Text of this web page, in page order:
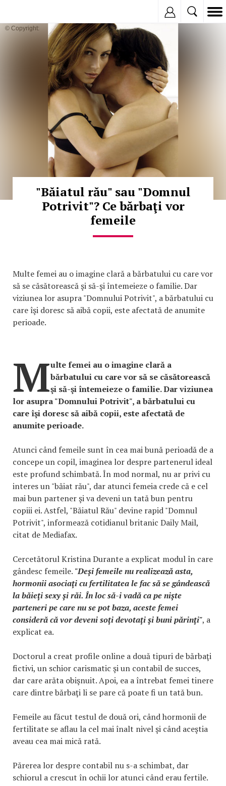
© Copyright:
"Băiatul rău" sau "Domnul
Potrivit"? Ce bărbaţi vor
femeile
Multe femei au o imagine clară a bărbatului cu care vor
să se căsătorească şi să-şi întemeieze o familie. Dar
viziunea lor asupra "Domnului Potrivit", a bărbatului cu
care îşi doresc să aibă copii, este afectată de anumite
perioade.
Multe femei au o imagine clară a
bărbatului cu care vor să se căsătorească
şi să-şi întemeieze o familie. Dar viziunea
lor asupra "Domnului Potrivit", a bărbatului cu
care îşi doresc să aibă copii, este afectată de
anumite perioade.
Atunci când femeile sunt în cea mai bună perioadă de a
concepe un copil, imaginea lor despre partenerul ideal
este profund schimbată. În mod normal, nu ar privi cu
interes un "băiat rău", dar atunci femeia crede că e cel
mai bun partener şi va deveni un tată bun pentru
copiii ei. Astfel, "Băiatul Rău" devine rapid "Domnul
Potrivit", informează cotidianul britanic Daily Mail,
citat de Mediafax.
Cercetătorul Kristina Durante a explicat modul în care
gândesc femeile. "Deşi femeile nu realizează asta,
hormonii asociaţi cu fertilitatea le fac să se gândească
la băieţi sexy şi răi. În loc să-i vadă ca pe nişte
parteneri pe care nu se pot baza, aceste femei
consideră că vor deveni soţi devotaţi şi buni părinţi", a
explicat ea.
Doctorul a creat profile online a două tipuri de bărbaţi
fictivi, un schior carismatic şi un contabil de succes,
dar care arăta obişnuit. Apoi, ea a întrebat femei tinere
care dintre bărbaţi li se pare că poate fi un tată bun.
Femeile au făcut testul de două ori, când hormonii de
fertilitate se aflau la cel mai înalt nivel şi când aceştia
aveau cea mai mică rată.
Părerea lor despre contabil nu s-a schimbat, dar
schiorul a crescut în ochii lor atunci când erau fertile.